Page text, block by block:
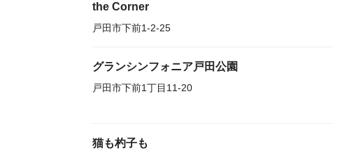
the Corner
戸田市下前1-2-25
グランシンフォニア戸田公園
戸田市下前1丁目11-20
猫も杓子も